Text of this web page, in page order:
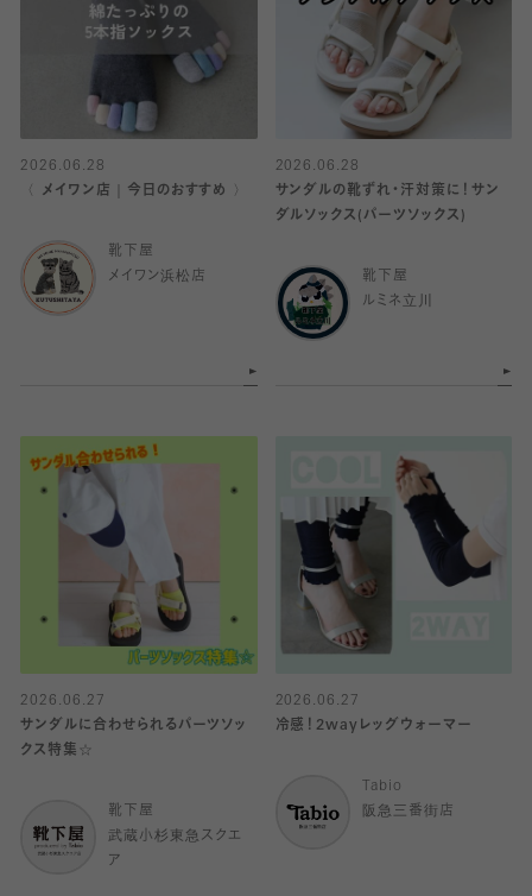
2026.06.28
〈 メイワン店｜今日のおすすめ 〉
靴下屋
メイワン浜松店
2026.06.28
サンダルの靴ずれ・汗対策に！サン
ダルソックス(パーツソックス)
靴下屋
ルミネ立川
2026.06.27
サンダルに合わせられるパーツソッ
クス特集☆
靴下屋
武蔵小杉東急スクエ
ア
2026.06.27
冷感！2wayレッグウォーマー
Tabio
阪急三番街店